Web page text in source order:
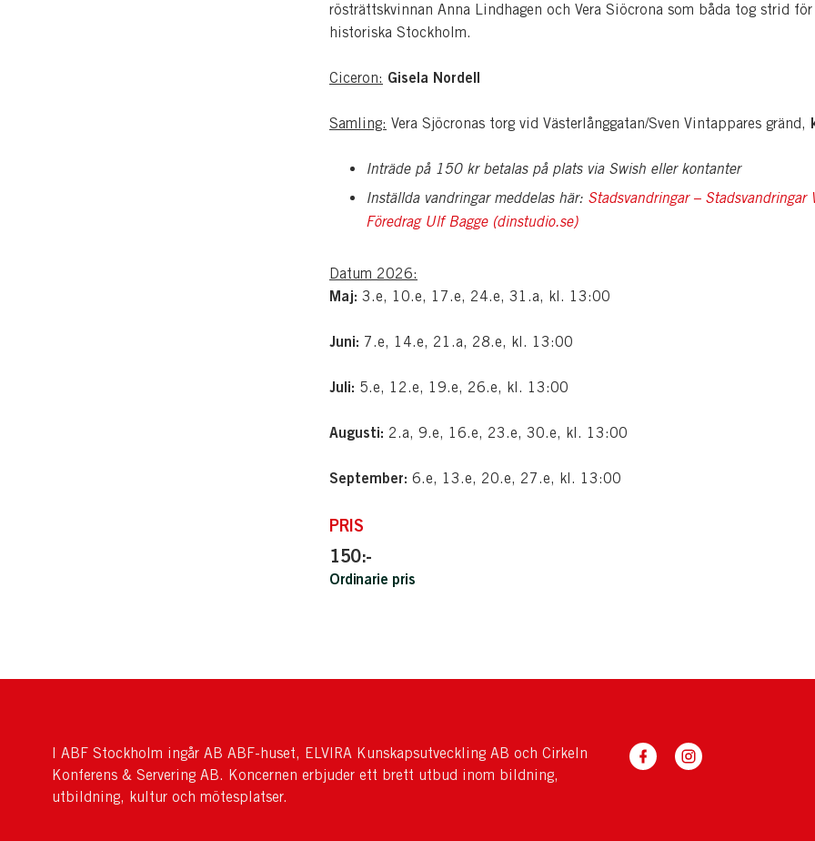
rösträttskvinnan Anna Lindhagen och Vera Siöcrona som båda tog strid för
historiska Stockholm.
Ciceron: Gisela Nordell
Samling: Vera Sjöcronas torg vid Västerlånggatan/Sven Vintappares gränd,
Inträde på 150 kr betalas på plats via Swish eller kontanter
Inställda vandringar meddelas här: Stadsvandringar – Stadsvandringar
Föredrag Ulf Bagge (dinstudio.se)
Datum 2026:
Maj: 3.e, 10.e, 17.e, 24.e, 31.a, kl. 13:00
Juni: 7.e, 14.e, 21.a, 28.e, kl. 13:00
Juli: 5.e, 12.e, 19.e, 26.e, kl. 13:00
Augusti: 2.a, 9.e, 16.e, 23.e, 30.e, kl. 13:00
September: 6.e, 13.e, 20.e, 27.e, kl. 13:00
PRIS
150:-
Ordinarie pris
I ABF Stockholm ingår AB ABF-huset, ELVIRA Kunskapsutveckling AB och Cirkeln
Konferens & Servering AB. Koncernen erbjuder ett brett utbud inom bildning,
utbildning, kultur och mötesplatser.